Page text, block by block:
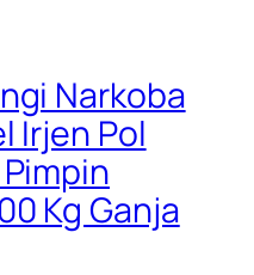
Narkoba
Irjen Pol
Kg Ganja